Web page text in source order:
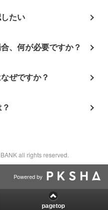
たい
、何が必要ですか？
ぜですか？
all rights reserved.
Powered by
pagetop